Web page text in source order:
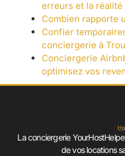
erreurs et la réalité
Combien rapporte
Confier
conciergerie à
Conciergerie
optimisez vos
La conciergerie
de vos locations